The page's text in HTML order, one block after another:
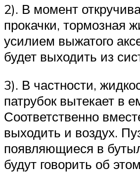
2). В момент
прокачки, тормозная
усилием выжатого
будет выходить из
3). В частности,
патрубок вытекает в
Соответственно
выходить и воздух.
появляющиеся в
будут говорить об